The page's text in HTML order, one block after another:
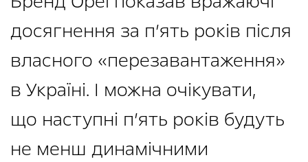
досягнення за п’ять років після
власного «перезавантаження»
в Україні. І можна очікувати,
що наступні п’ять років будуть
не менш динамічними